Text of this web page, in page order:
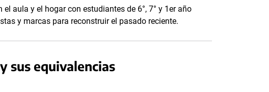
aula y el hogar con estudiantes de 6°, 7° y 1er año
y marcas para reconstruir el pasado reciente.
sus equivalencias